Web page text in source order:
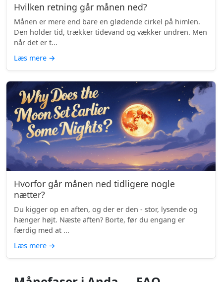
Hvilken retning går månen ned?
Månen er mere end bare en glødende cirkel på himlen.
Den holder tid, trækker tidevand og vækker undren. Men
når det er t...
Læs mere →
Hvorfor går månen ned tidligere nogle
nætter?
Du kigger op en aften, og der er den - stor, lysende og
hænger højt. Næste aften? Borte, før du engang er
færdig med at ...
Læs mere →